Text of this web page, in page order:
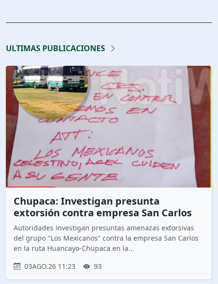
ULTIMAS PUBLICACIONES
Chupaca: Investigan presunta
extorsión contra empresa San Carlos
Autoridades investigan presuntas amenazas extorsivas
del grupo "Los Mexicanos" contra la empresa San Carlos
en la ruta Huancayo-Chupaca en la...
03AGO.26 11:23
93